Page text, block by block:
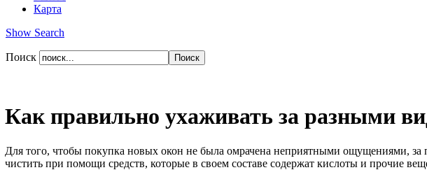
Карта
Show Search
Поиск
Как правильно ухаживать за разными
Для того, чтобы покупка новых окон не была омрачена неприятными ощущениями,
чистить при помощи средств, которые в своем составе содержат кислоты и прочие